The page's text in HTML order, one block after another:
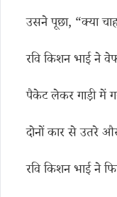
उसने पूछा, “क्या
रवि किशन भाई ने
पैकेट लेकर गाड़ी में
दोनों कार से उतरे
रवि किशन भाई ने